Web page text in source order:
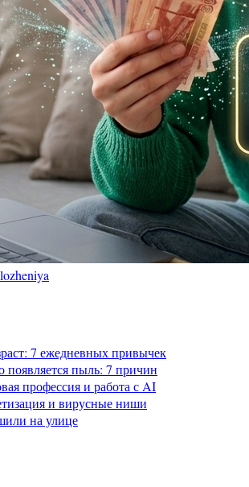
7 ежедневных привычек
пыль: 7 причин
профессия и работа с AI
и вирусные ниши
на улице